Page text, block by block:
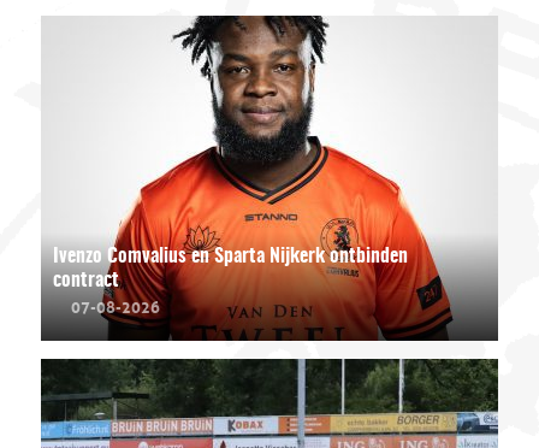
Ivenzo Comvalius en Sparta Nijkerk ontbinden
contract
07-08-2026